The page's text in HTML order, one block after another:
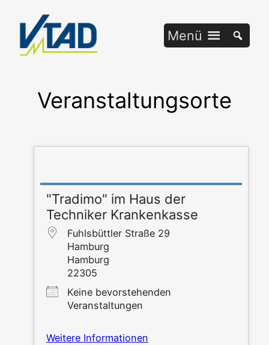
springen
Menü
Veranstaltungsorte
"Tradimo" im Haus der
Techniker Krankenkasse
Fuhls­bütt­ler Stra­ße 29
Ham­burg
Ham­burg
22305
Kei­ne bevor­ste­hen­den
Veranstaltungen
Wei­te­re Informationen